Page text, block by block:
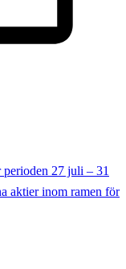
27 juli – 31
aktier inom ramen för